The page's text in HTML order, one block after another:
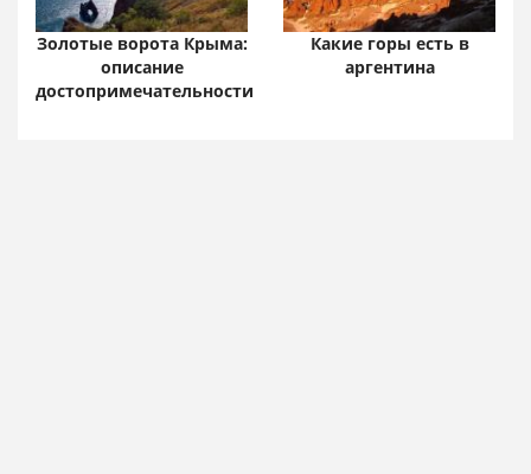
Золотые ворота Крыма:
описание
достопримечательности
Какие горы есть в
аргентина